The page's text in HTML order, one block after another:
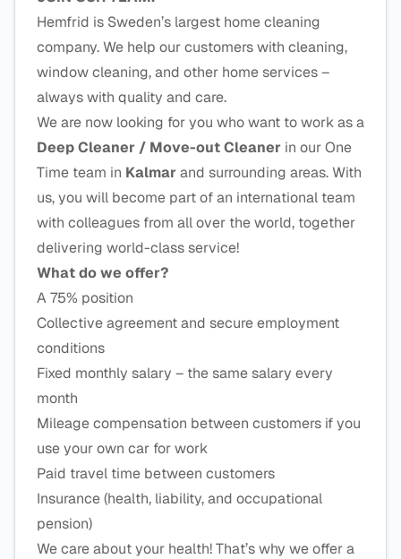
Hemfrid is Sweden’s largest home cleaning
company. We help our customers with cleaning,
window cleaning, and other home services –
always with quality and care.
We are now looking for you who want to work as a
Deep Cleaner / Move-out Cleaner in our One
Time team in Kalmarand surrounding areas. With
us, you will become part of an international team
with colleagues from all over the world, together
delivering world-class service!
What do we offer?
A 75% position
Collective agreement and secure employment
conditions
Fixed monthly salary – the same salary every
month
Mileage compensation between customers if you
use your own car for work
Paid travel time between customers
Insurance (health, liability, and occupational
pension)
We care about your health! That’s why we offer a